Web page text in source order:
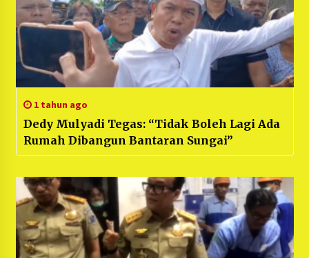
1 tahun ago
Dedy Mulyadi Tegas: “Tidak Boleh Lagi Ada
Rumah Dibangun Bantaran Sungai”